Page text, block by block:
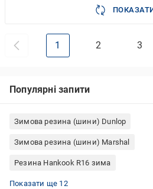
1 2 3
Популярні запити
Зимова резина (шини) Dunlop
Зимова резина (шини) Marshal
Резина Hankook R16 зима
Шини Cooper R18
Всесезонні шини Fulda
Шини TOYO R18
ROADMARCH Snowrover 868 автошини
Зимова резина (шини) Nokian
Kumho вантажні шини
Резина (шини) 225 70 R15
Літня резина (шини) SAILUN
Шини 245 75 R15
Літня резина (шини) Viking
Шини 225/65R17 Nexen
Шини 235 65 R16
Показати ще 12